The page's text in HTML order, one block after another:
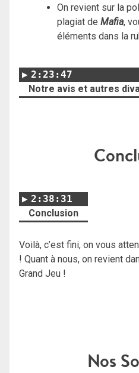
On revient sur la
plagiat de Mafia,
éléments dans la
2:23:47
Notre avis et autres
2:38:31
Conclusion
Voilà, c’est fini, on vous
! Quant à nous, on revient
Grand Jeu !
Nos